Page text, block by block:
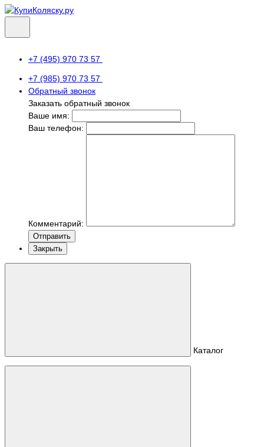
+7 (495) 970 73 57
+7 (985) 970 73 57
Обратный звонок
Заказать обратный звонок
Ваше имя:
Ваш телефон:
Комментарий:
Отправить
Закрыть
Каталог